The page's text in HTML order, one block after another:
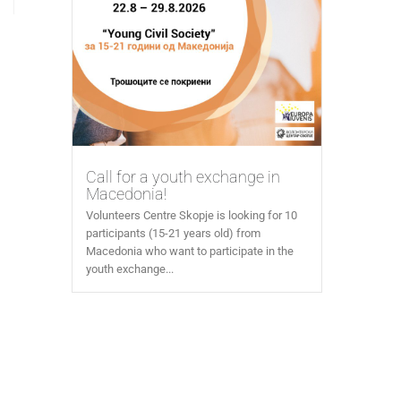
Call for a youth exchange in
Macedonia!
Volunteers Centre Skopje is looking for 10
participants (15-21 years old) from
Macedonia who want to participate in the
youth exchange...